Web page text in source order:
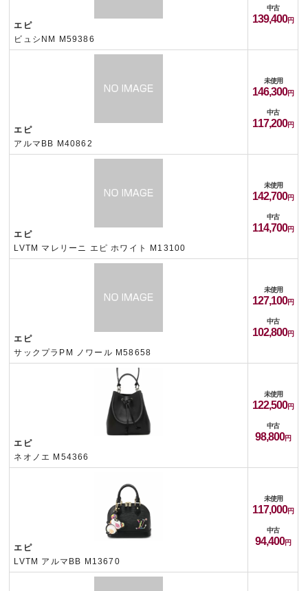
エピ
ビュシNM M59386
中古
139,400
エピ
アルマBB M40862
未使用
146,300
中古
117,200
エピ
LVTM マレリーニ エピ ホワイト M13100
未使用
142,700
中古
114,700
エピ
サックプラPM ノワール M58658
未使用
127,100
中古
102,800
エピ
ネオノエ M54366
未使用
122,500
中古
98,800
エピ
LVTM アルマBB M13670
未使用
117,000
中古
94,400